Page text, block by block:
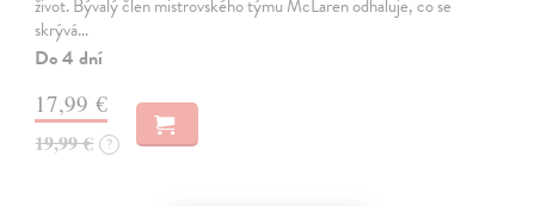
život. Bývalý člen mistrovského týmu McLaren odhaluje, co se
skrývá…
Do 4 dní
17,99 €
19,99 € ?